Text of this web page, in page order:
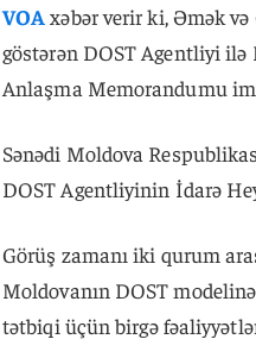
VOAxəbər verir ki, Əmək
göstərən DOST Agentliyi ilə
Anlaşma Memorandumu
Sənədi Moldova
DOST Agentliyinin İdarə
Görüş zamanı iki qurum
Moldovanın DOST
tətbiqi üçün birgə